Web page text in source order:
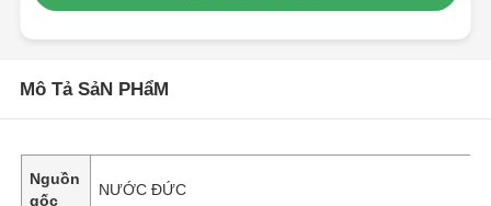
Mô Tả SảN PHẩM
Nguồn
gốc
NƯỚC ĐỨC